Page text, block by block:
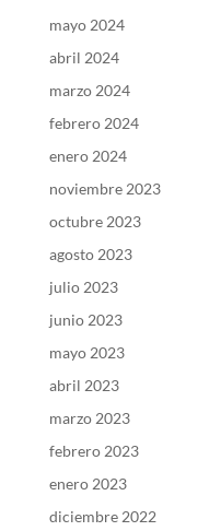
mayo 2024
abril 2024
marzo 2024
febrero 2024
enero 2024
noviembre 2023
octubre 2023
agosto 2023
julio 2023
junio 2023
mayo 2023
abril 2023
marzo 2023
febrero 2023
enero 2023
diciembre 2022